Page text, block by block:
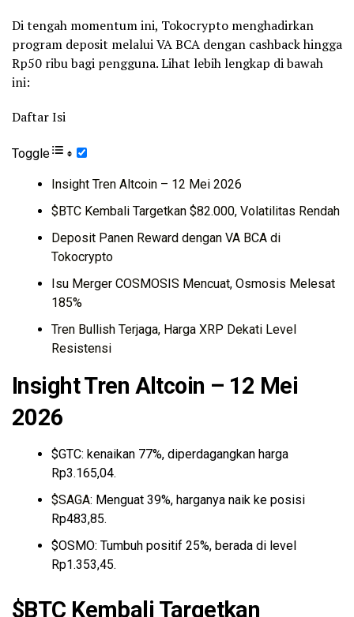
Di tengah momentum ini, Tokocrypto menghadirkan
program deposit melalui VA BCA dengan cashback hingga
Rp50 ribu bagi pengguna. Lihat lebih lengkap di bawah
ini:
Daftar Isi
Toggle
Insight Tren Altcoin – 12 Mei 2026
$BTC Kembali Targetkan $82.000, Volatilitas Rendah
Deposit Panen Reward dengan VA BCA di
Tokocrypto
Isu Merger COSMOSIS Mencuat, Osmosis Melesat
185%
Tren Bullish Terjaga, Harga XRP Dekati Level
Resistensi
Insight Tren Altcoin – 12 Mei
2026
$GTC: kenaikan 77%, diperdagangkan harga
Rp3.165,04.
$SAGA: Menguat 39%, harganya naik ke posisi
Rp483,85.
$OSMO: Tumbuh positif 25%, berada di level
Rp1.353,45.
$BTC Kembali Targetkan